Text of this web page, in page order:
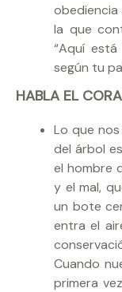
obediencia
la que
“Aquí
según tu
HABLA EL
Lo que
del árbol
el hombre
y el mal,
un bote
entra el
Cuando
primera